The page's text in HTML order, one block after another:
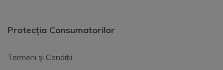
Protecția Consumatorilor
Termeni și Condiții